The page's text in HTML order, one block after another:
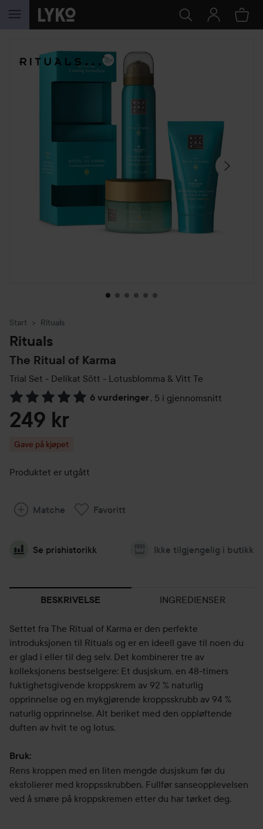
GÅ TIL INNHOLD
HOPP OVER SEKSJON
Start Rituals
Rituals
The Ritual of Karma
Trial Set - Delikat Sött - Lotusblomma & Vitt Te
6 vurderinger, 5 i gjennomsnitt
Gå til Vurderinger & anmeldelser
249 kr
Gave på kjøpet
Produktet er utgått
Matche Favoritt
Se prishistorikk Ikke tilgjengelig i butikk
BESKRIVELSE INGREDIENSER
Settet fra The Ritual of Karma er den perfekte
introduksjonen til Rituals og er en ideell gave til noen du
er glad i eller til deg selv. Det kombinerer tre av
kolleksjonens bestselgere: Et dusjskum, en 48-timers
fuktighetsgivende kroppskrem av 92 % naturlig
opprinnelse og en mykgjørende kroppsskrubb av 94 %
naturlig opprinnelse. Alt beriket med den oppløftende
duften av hvit te og lotus.
Bruk:
Rens kroppen med en liten mengde dusjskum før du
eksfolierer med kroppsskrubben. Fullfør sanseopplevelsen
ved å smøre på kroppskremen etter du har tørket deg.